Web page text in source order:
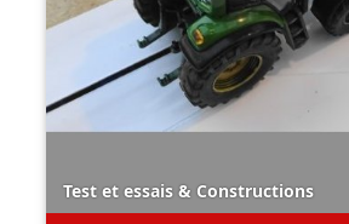
Test et essais & Constructions